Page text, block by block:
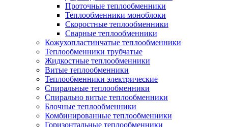
Проточные теплообменники
Теплообменники моноблоки
Скоростные теплообменники
Сварные теплообменники
Кожухопластинчатые теплообменники
Теплообменники трубчатые
Жидкостные теплообменники
Витые теплообменники
Теплообменники электрические
Спиральные теплообменники
Спирально витые теплообменники
Блочные теплообменники
Комбинированные теплообменники
Горизонтальные теплообменники